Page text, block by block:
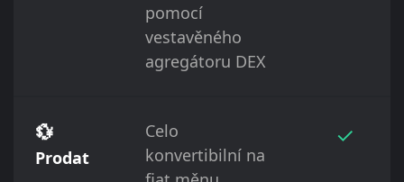
pomocí
vestavěného
agregátoru DEX
💱
Prodat
Celo
konvertibilní na
✓